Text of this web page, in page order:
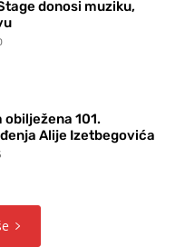
donosi muziku,
obilježena 101.
Alije Izetbegovića